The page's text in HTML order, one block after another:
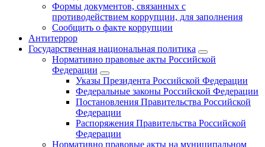
Формы документов, связанных с
противодействием коррупции, для заполнения
Сообщить о факте коррупции
Антитеррор
Государственная национальная политика
Нормативно правовые акты Российской
Федерации
Указы Президента Российской Федерации
Федеральные законы Российской Федерации
Постановления Правительства Российской
Федерации
Распоряжения Правительства Российской
Федерации
Нормативно правовые акты на муниципальном